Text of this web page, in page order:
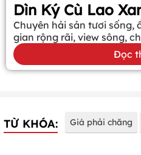
Dìn Ký Cù Lao
Chuyên hải sản tươi sống,
gian rộng rãi, view sông,
Đọc
TỪ KHÓA: Giá phải chăng